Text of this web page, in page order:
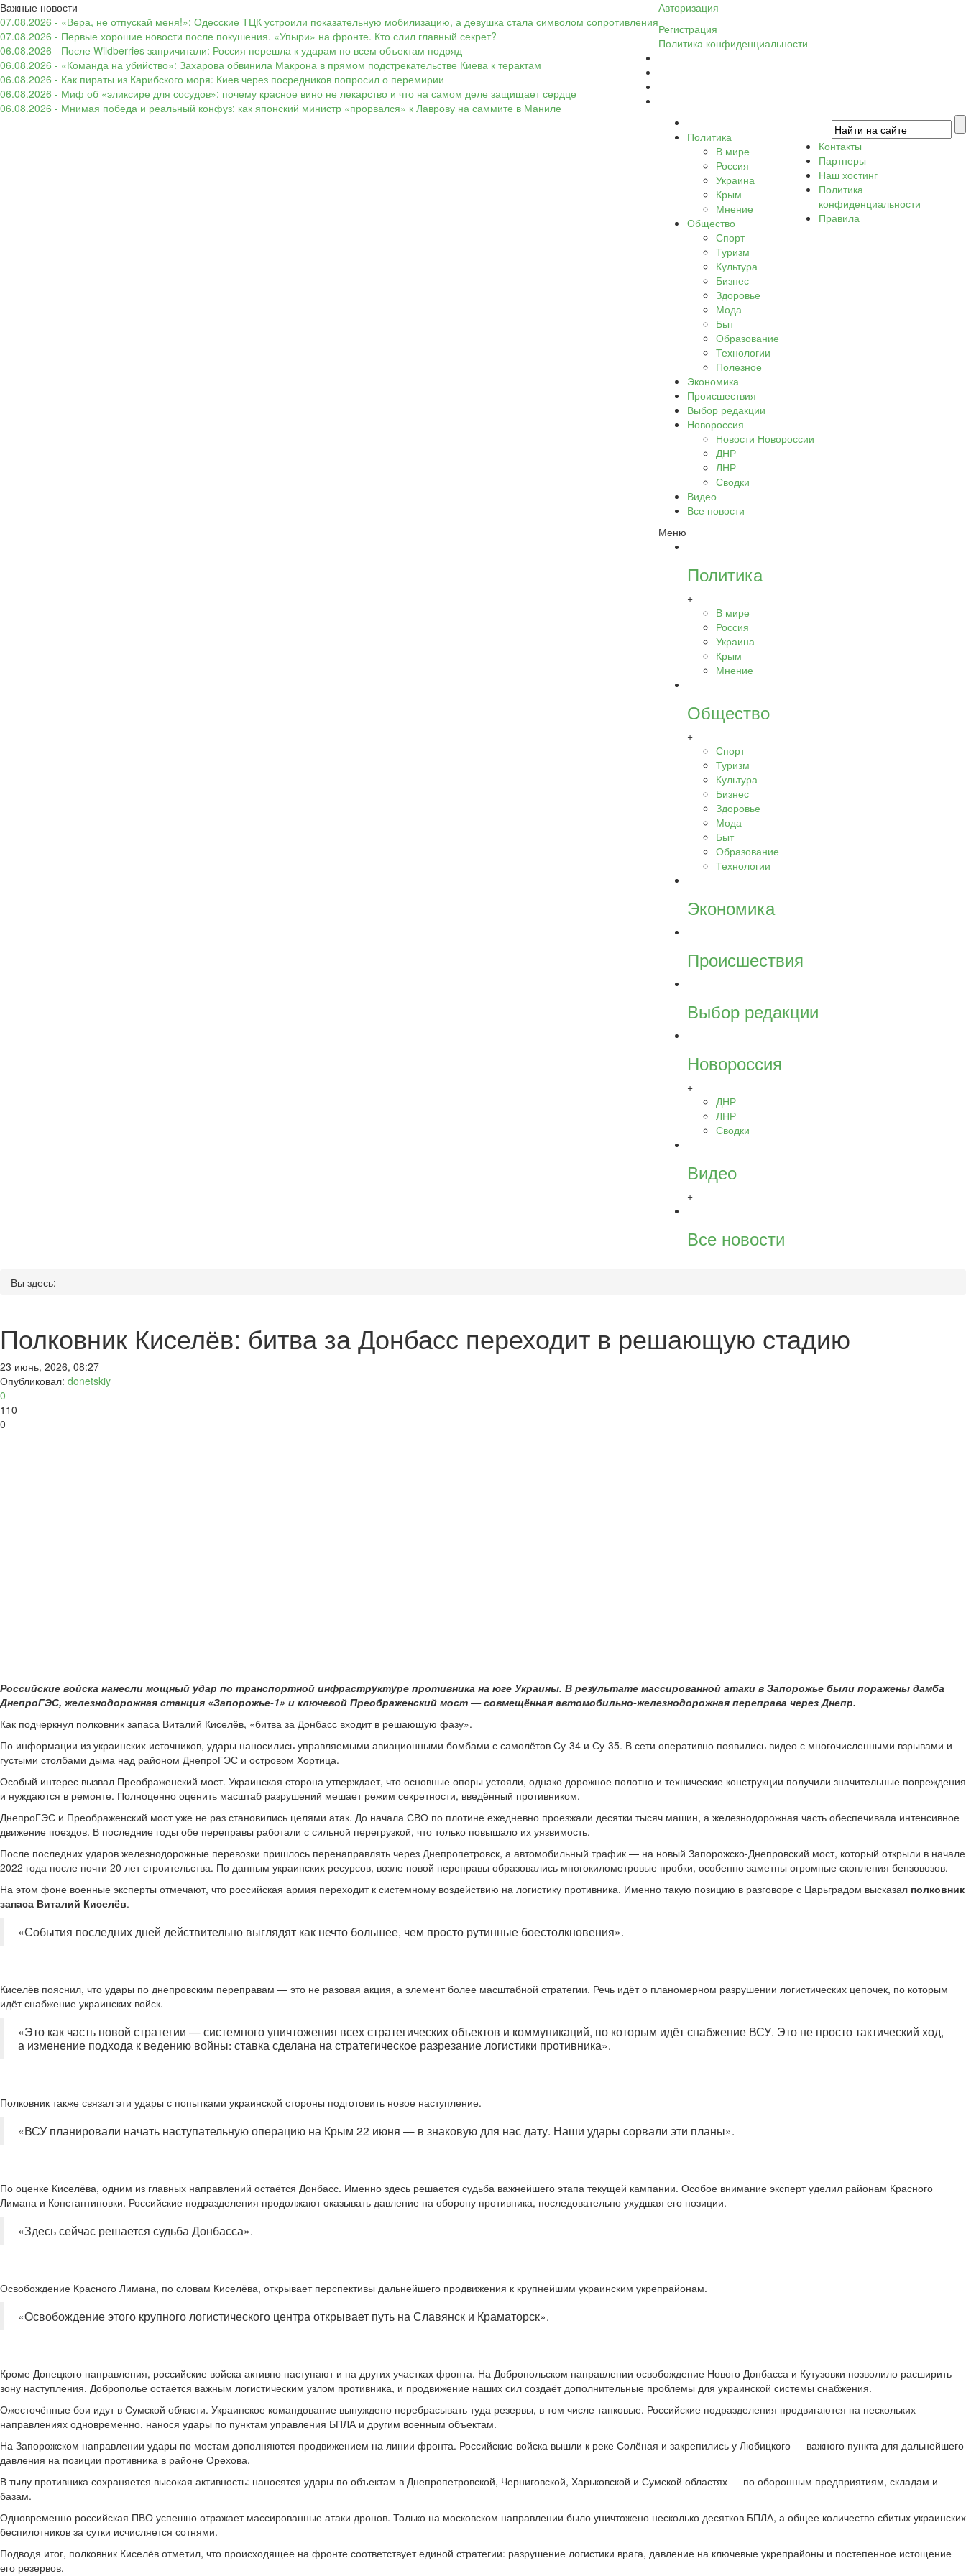
Важные новости
07.08.2026 - «Вера, не отпускай меня!»: Одесские ТЦК устроили показательную мобилизацию, а девушка стала символом сопротивления
07.08.2026 - Первые хорошие новости после покушения. «Упыри» на фронте. Кто слил главный секрет?
06.08.2026 - После Wildberries запричитали: Россия перешла к ударам по всем объектам подряд
06.08.2026 - «Команда на убийство»: Захарова обвинила Макрона в прямом подстрекательстве Киева к терактам
06.08.2026 - Как пираты из Карибского моря: Киев через посредников попросил о перемирии
06.08.2026 - Миф об «эликсире для сосудов»: почему красное вино не лекарство и что на самом деле защищает сердце
06.08.2026 - Мнимая победа и реальный конфуз: как японский министр «прорвался» к Лаврову на саммите в Маниле
Авторизация
Регистрация
Политика конфиденциальности
Политика
В мире
Россия
Украина
Крым
Мнение
Общество
Спорт
Туризм
Культура
Бизнес
Здоровье
Мода
Быт
Образование
Технологии
Полезное
Экономика
Происшествия
Выбор редакции
Новороссия
Новости Новороссии
ДНР
ЛНР
Сводки
Видео
Все новости
Меню
Политика
+
В мире
Россия
Украина
Крым
Мнение
Общество
+
Спорт
Туризм
Культура
Бизнес
Здоровье
Мода
Быт
Образование
Технологии
Экономика
Происшествия
Выбор редакции
Новороссия
+
ДНР
ЛНР
Сводки
Видео
+
Все новости
Контакты
Партнеры
Наш хостинг
Политика
конфиденциальности
Правила
Вы здесь:
Полковник Киселёв: битва за Донбасс переходит в решающую стадию
23 июнь, 2026, 08:27
Опубликовал: donetskiy
0
110
0
Российские войска нанесли мощный удар по транспортной инфраструктуре противника на юге Украины. В результате массированной атаки в Запорожье были поражены дамба
ДнепроГЭС, железнодорожная станция «Запорожье-1» и ключевой Преображенский мост — совмещённая автомобильно-железнодорожная переправа через Днепр.
Как подчеркнул полковник запаса Виталий Киселёв, «битва за Донбасс входит в решающую фазу».
По информации из украинских источников, удары наносились управляемыми авиационными бомбами с самолётов Су-34 и Су-35. В сети оперативно появились видео с многочисленными взрывами и
густыми столбами дыма над районом ДнепроГЭС и островом Хортица.
Особый интерес вызвал Преображенский мост. Украинская сторона утверждает, что основные опоры устояли, однако дорожное полотно и технические конструкции получили значительные повреждения
и нуждаются в ремонте. Полноценно оценить масштаб разрушений мешает режим секретности, введённый противником.
ДнепроГЭС и Преображенский мост уже не раз становились целями атак. До начала СВО по плотине ежедневно проезжали десятки тысяч машин, а железнодорожная часть обеспечивала интенсивное
движение поездов. В последние годы обе переправы работали с сильной перегрузкой, что только повышало их уязвимость.
После последних ударов железнодорожные перевозки пришлось перенаправлять через Днепропетровск, а автомобильный трафик — на новый Запорожско-Днепровский мост, который открыли в начале
2022 года после почти 20 лет строительства. По данным украинских ресурсов, возле новой переправы образовались многокилометровые пробки, особенно заметны огромные скопления бензовозов.
На этом фоне военные эксперты отмечают, что российская армия переходит к системному воздействию на логистику противника. Именно такую позицию в разговоре с Царьградом высказал полковник
запаса Виталий Киселёв.
«События последних дней действительно выглядят как нечто большее, чем просто рутинные боестолкновения».
Киселёв пояснил, что удары по днепровским переправам — это не разовая акция, а элемент более масштабной стратегии. Речь идёт о планомерном разрушении логистических цепочек, по которым
идёт снабжение украинских войск.
«Это как часть новой стратегии — системного уничтожения всех стратегических объектов и коммуникаций, по которым идёт снабжение ВСУ. Это не просто тактический ход,
а изменение подхода к ведению войны: ставка сделана на стратегическое разрезание логистики противника».
Полковник также связал эти удары с попытками украинской стороны подготовить новое наступление.
«ВСУ планировали начать наступательную операцию на Крым 22 июня — в знаковую для нас дату. Наши удары сорвали эти планы».
По оценке Киселёва, одним из главных направлений остаётся Донбасс. Именно здесь решается судьба важнейшего этапа текущей кампании. Особое внимание эксперт уделил районам Красного
Лимана и Константиновки. Российские подразделения продолжают оказывать давление на оборону противника, последовательно ухудшая его позиции.
«Здесь сейчас решается судьба Донбасса».
Освобождение Красного Лимана, по словам Киселёва, открывает перспективы дальнейшего продвижения к крупнейшим украинским укрепрайонам.
«Освобождение этого крупного логистического центра открывает путь на Славянск и Краматорск».
Кроме Донецкого направления, российские войска активно наступают и на других участках фронта. На Добропольском направлении освобождение Нового Донбасса и Кутузовки позволило расширить
зону наступления. Доброполье остаётся важным логистическим узлом противника, и продвижение наших сил создаёт дополнительные проблемы для украинской системы снабжения.
Ожесточённые бои идут в Сумской области. Украинское командование вынуждено перебрасывать туда резервы, в том числе танковые. Российские подразделения продвигаются на нескольких
направлениях одновременно, нанося удары по пунктам управления БПЛА и другим военным объектам.
На Запорожском направлении удары по мостам дополняются продвижением на линии фронта. Российские войска вышли к реке Солёная и закрепились у Любицкого — важного пункта для дальнейшего
давления на позиции противника в районе Орехова.
В тылу противника сохраняется высокая активность: наносятся удары по объектам в Днепропетровской, Черниговской, Харьковской и Сумской областях — по оборонным предприятиям, складам и
базам.
Одновременно российская ПВО успешно отражает массированные атаки дронов. Только на московском направлении было уничтожено несколько десятков БПЛА, а общее количество сбитых украинских
беспилотников за сутки исчисляется сотнями.
Подводя итог, полковник Киселёв отметил, что происходящее на фронте соответствует единой стратегии: разрушение логистики врага, давление на ключевые укрепрайоны и постепенное истощение
его резервов.